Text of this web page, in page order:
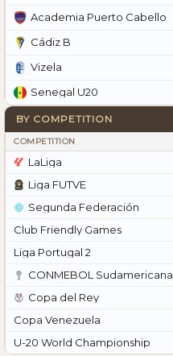
Academia Puerto Cabello
Cádiz B
Vizela
Senegal U20
BY COMPETITION
COMPETITION
LaLiga
Liga FUTVE
Segunda Federación
Club Friendly Games
Liga Portugal 2
CONMEBOL Sudamericana
Copa del Rey
Copa Venezuela
U-20 World Championship